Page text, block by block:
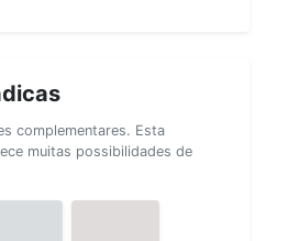
complementares. Esta
muitas possibilidades de